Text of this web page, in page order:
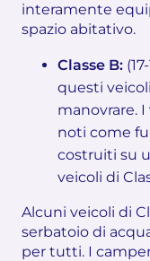
interamente
spazio abitativo.
Classe B:
questi
manovrare.
noti come
costruiti su
veicoli di
Alcuni veicoli di
serbatoio di
per tutti. I